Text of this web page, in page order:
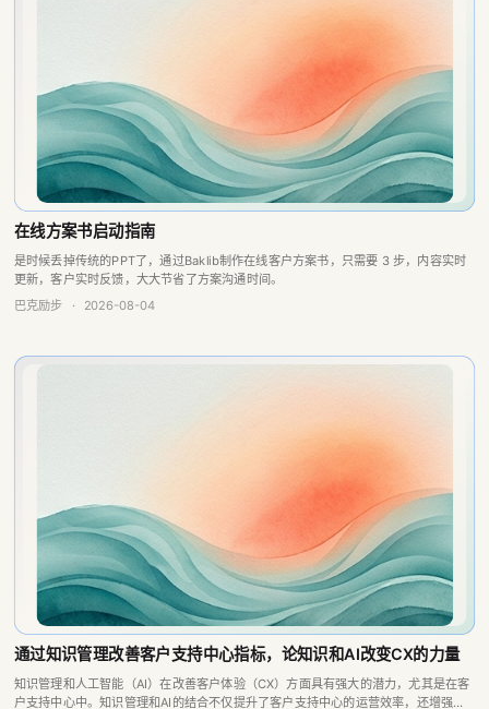
在线方案书启动指南
是时候丢掉传统的PPT了，通过Baklib制作在线客户方案书，只需要 3 步，内容实时
更新，客户实时反馈，大大节省了方案沟通时间。
巴克励步 · 2026-08-04
通过知识管理改善客户支持中心指标，论知识和AI改变CX的力量
知识管理和人工智能（AI）在改善客户体验（CX）方面具有强大的潜力，尤其是在客
户支持中心中。知识管理和AI的结合不仅提升了客户支持中心的运营效率，还增强了
客户满意度。通过智能化的知识获取和共享，企业可以实现更高效的客户服务和更低
的运营成本。
巴克励步 · 2026-08-04